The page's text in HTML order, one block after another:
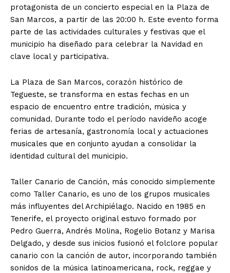
protagonista de un concierto especial en la Plaza de
San Marcos, a partir de las 20:00 h. Este evento forma
parte de las actividades culturales y festivas que el
municipio ha diseñado para celebrar la Navidad en
clave local y participativa.
La Plaza de San Marcos, corazón histórico de
Tegueste, se transforma en estas fechas en un
espacio de encuentro entre tradición, música y
comunidad. Durante todo el período navideño acoge
ferias de artesanía, gastronomía local y actuaciones
musicales que en conjunto ayudan a consolidar la
identidad cultural del municipio.
Taller Canario de Canción, más conocido simplemente
como Taller Canario, es uno de los grupos musicales
más influyentes del Archipiélago. Nacido en 1985 en
Tenerife, el proyecto original estuvo formado por
Pedro Guerra, Andrés Molina, Rogelio Botanz y Marisa
Delgado, y desde sus inicios fusionó el folclore popular
canario con la canción de autor, incorporando también
sonidos de la música latinoamericana, rock, reggae y